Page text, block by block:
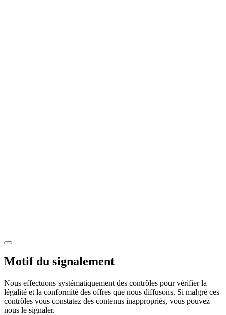
Motif du signalement
Nous effectuons systématiquement des contrôles pour vérifier la
légalité et la conformité des offres que nous diffusons. Si malgré ces
contrôles vous constatez des contenus inappropriés, vous pouvez
nous le signaler.